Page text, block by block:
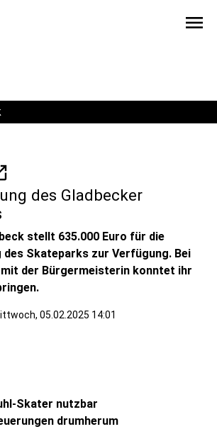
menu
des Gladbecker
stellt 635.000 Euro für die
Skateparks zur Verfügung. Bei
der Bürgermeisterin konntet ihr
05.02.2025 14:01
Skater nutzbar
drumherum